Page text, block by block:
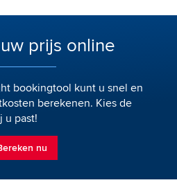
prijs online
bookingtool kunt u snel en
berekenen. Kies de
u past!
nu